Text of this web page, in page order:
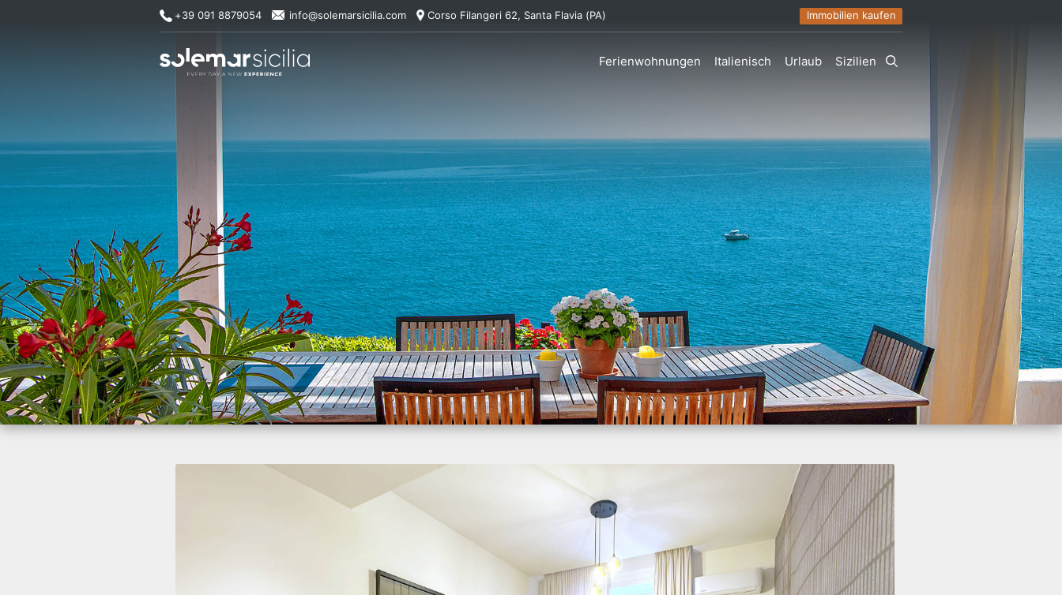
+39 091 8879054 info@solemarsicilia.com Corso Filangeri 62, Santa Flavia (PA) Immobilien kaufen
Ferienwohnungen Italienisch Urlaub Sizilien